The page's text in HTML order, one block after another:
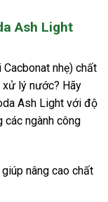
Ash Light
nhẹ) chất
lý nước? Hãy
Ash Light với độ
các ngành công
nâng cao chất